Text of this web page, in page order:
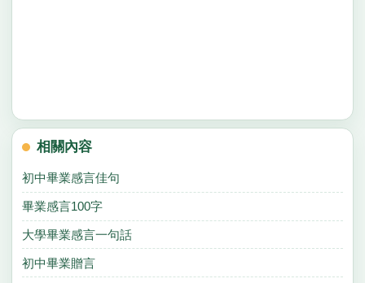
相關內容
初中畢業感言佳句
畢業感言100字
大學畢業感言一句話
初中畢業贈言